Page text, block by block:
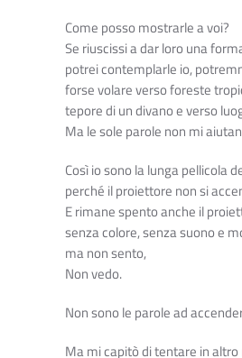
Come posso mostrarle a voi?
Se riuscissi a dar loro una
potrei contemplarle io,
forse volare verso foreste
tepore di un divano e verso
Ma le sole parole non mi
Così io sono la lunga pellicola
perché il proiettore non si
E rimane spento anche il
senza colore, senza suono e
ma non sento,
Non vedo.
Non sono le parole ad
Ma mi capitò di tentare in